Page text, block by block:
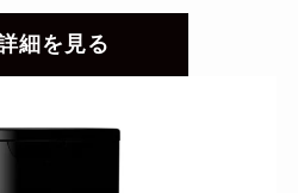
細を見る